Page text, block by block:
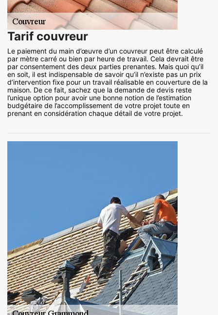
Tarif couvreur
Le paiement du main d’œuvre d’un couvreur peut être calculé
par mètre carré ou bien par heure de travail. Cela devrait être
par consentement des deux parties prenantes. Mais quoi qu’il
en soit, il est indispensable de savoir qu’il n’existe pas un prix
d’intervention fixe pour un travail réalisable en couverture de la
maison. De ce fait, sachez que la demande de devis reste
l’unique option pour avoir une bonne notion de l’estimation
budgétaire de l’accomplissement de votre projet toute en
prenant en considération chaque détail de votre projet.